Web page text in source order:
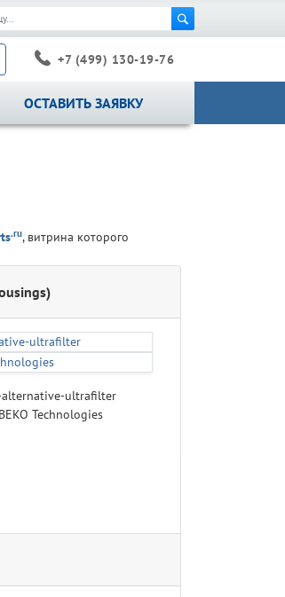
+7 (499) 130-19-76
ОСТАВИТЬ ЗАЯВКУ
.ru, витрина которого